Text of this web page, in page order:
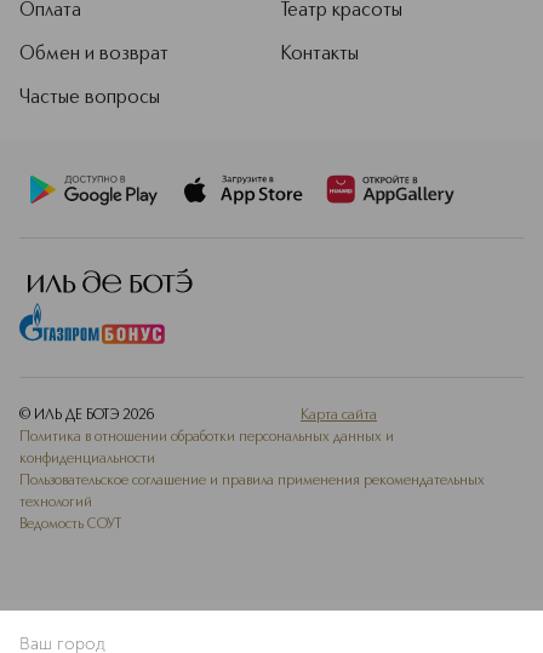
В КОРЗИНУ
Оплата
Обмен и возврат
Частые вопросы
Театр красоты
Контакты
© ИЛЬ ДЕ БОТЭ 2026
Карта сайта
Политика в отношении обработки персональных данных и
конфиденциальности
Пользовательское соглашение и правила применения рекомендательных
технологий
Ведомость СОУТ
Ваш город